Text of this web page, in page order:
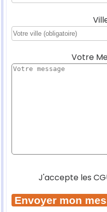
Votre
J'accepte les